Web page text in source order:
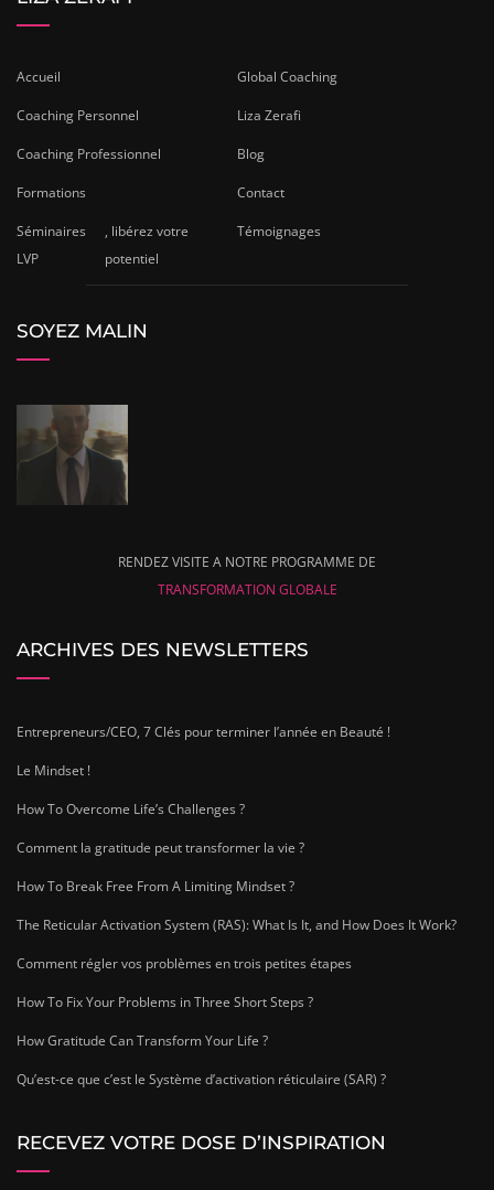
Accueil Global Coaching
Coaching Personnel Liza Zerafi
Coaching Professionnel Blog
Formations Contact
Séminaires
LVP
, libérez votre
potentiel
Témoignages
SOYEZ MALIN
RENDEZ VISITE A NOTRE PROGRAMME DE
TRANSFORMATION GLOBALE
ARCHIVES DES NEWSLETTERS
Entrepreneurs/CEO, 7 Clés pour terminer l’année en Beauté !
Le Mindset !
How To Overcome Life’s Challenges ?
Comment la gratitude peut transformer la vie ?
How To Break Free From A Limiting Mindset ?
The Reticular Activation System (RAS): What Is It, and How Does It Work?
Comment régler vos problèmes en trois petites étapes
How To Fix Your Problems in Three Short Steps ?
How Gratitude Can Transform Your Life ?
Qu’est-ce que c’est le Système d’activation réticulaire (SAR) ?
RECEVEZ VOTRE DOSE D’INSPIRATION